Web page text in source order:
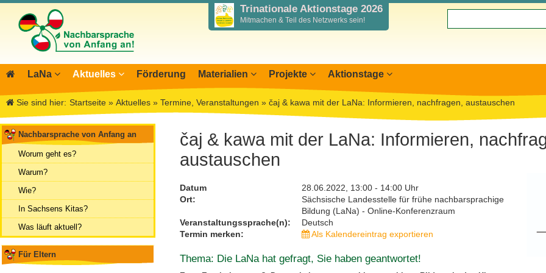
Trinationale Aktionstage 2026
Mitmachen & Teil des Netzwerks sein!
LaNa
Über LaNa
DPJW Zentralstelle
Team
Kontakt
Aktuelles
Blog LaNa
Termine, Veranstaltungen
Feste, Feiertage, Schulferien
Ausschreibungen
Förderung Materialien
Wegweiser NiKiS
Serie Biedronka, Maus & Žába
Nachbarsprachkoffer
Projekte
Interreg SN-CZ 2021-2026
Modellprojekte 2019/2020
Aktionstage
Aktionslandkarte
Übersicht Mitwirkende
Öffentlichkeitsarbeit
Aktionstage 2025
Aktionstage 2024
Tag der Nachbarsprachen 2023
Sie sind hier: Startseite » Aktuelles » Termine, Veranstaltungen » čaj & kawa mit der LaNa: Informieren, nachfragen, austauschen
Nachbarsprache von Anfang an
Worum geht es?
Warum?
Wie?
In Sachsens Kitas?
Was läuft aktuell?
Für Eltern
čaj & kawa mit der LaNa: Informieren,
austauschen
Datum
28.06.2022, 13:00 - 14:00 Uhr
Ort:
Sächsische Landesstelle für frühe nachbarsprachige
Bildung (LaNa) - Online-Konferenzraum
Veranstaltungssprache(n):
Deutsch
Termin merken:
Als Kalendereintrag exportieren
Thema: Die LaNa hat gefragt, Sie haben geantwortet!